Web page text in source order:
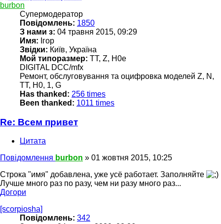
burbon
Супермодератор
Повідомлень: 1850
З нами з: 04 травня 2015, 09:29
Имя: Ігор
Звідки: Київ, Україна
Мой типоразмер: TT, Z, H0e
DIGITAL DCC/mfx
Ремонт, обслуговування та оцифровка моделей Z, N,
TT, H0, 1, G
Has thanked: 256 times
Been thanked: 1011 times
Re: Всем привет
Цитата
Повідомлення burbon » 01 жовтня 2015, 10:25
Строка "имя" добавлена, уже усё работает. Заполняйте
Лучше много раз по разу, чем ни разу много раз...
Догори
[scorpiosha]
Повідомлень: 342